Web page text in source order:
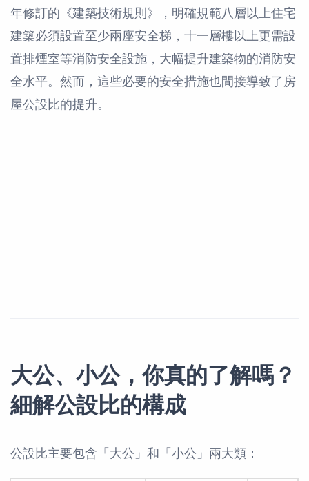
年修訂的《建築技術規則》，明確規範八層以上住宅
建築必須設置至少兩座安全梯，十一層樓以上更需設
置排煙室等消防安全設施，大幅提升建築物的消防安
全水平。然而，這些必要的安全措施也間接導致了房
屋公設比的提升。
大公、小公，你真的了解嗎？
細解公設比的構成
公設比主要包含「大公」和「小公」兩大類：